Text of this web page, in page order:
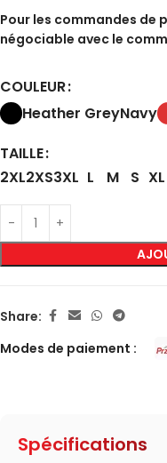
Pour les commandes de
négociable avec le
COULEUR
Heather GreyNavy
TAILLE
2XL2XS3XL L M S XL
Share:
Modes de paiement :
Spécifications